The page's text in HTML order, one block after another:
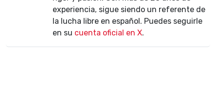
experiencia, sigue siendo un referente de
la lucha libre en español. Puedes seguirle
en su cuenta oficial en X.